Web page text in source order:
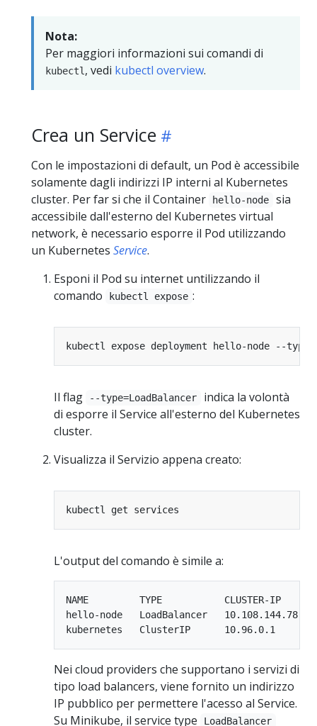
Nota:
Per maggiori informazioni sui comandi di
kubectl , vedi kubectl overview.
Crea un Service
Con le impostazioni di default, un Pod è accessibile
solamente dagli indirizzi IP interni al Kubernetes
cluster. Per far si che il Container
hello-node
sia
accessibile dall'esterno del Kubernetes virtual
network, è necessario esporre il Pod utilizzando
un Kubernetes Service.
Esponi il Pod su internet untilizzando il
comando
kubectl expose :
kubectl expose deployment hello-node --type
Il flag --type=LoadBalancer
indica la volontà
di esporre il Service all'esterno del Kubernetes
cluster.
Visualizza il Servizio appena creato:
L'output del comando è simile a:
NAME         TYPE           CLUSTER-IP
hello-node   LoadBalancer   10.108.144.78
Nei cloud providers che supportano i servizi di
tipo load balancers, viene fornito un indirizzo
IP pubblico per permettere l'acesso al Service.
Su Minikube, il service type
LoadBalancer